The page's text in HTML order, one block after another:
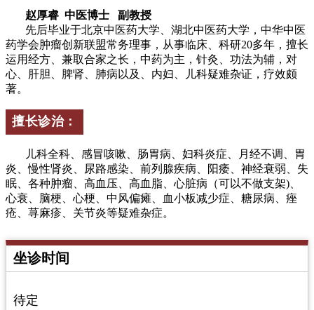
赵厚睿 中医博士 副教授
先后毕业于北京中医药大学、湖北中医药大学，中华中医
药学会肿瘤创新联盟常务理事，从事临床、科研20多年，擅长
运用经方、兼取合家之长，中药为主，针灸、功法为辅，对
心、肝胆、脾肾、肺病以及、内妇、儿科疑难杂证，疗效颇
著。
擅长诊治：
儿科全科、感冒咳嗽、肠胃病、妇科炎症、月经不调、胃
炎、慢性肾炎、尿路感染、前列腺疾病、阳痿、神经衰弱、失
眠、各种肿瘤、高血压、高血脂、心脏病（可以不做支架)、
心衰、脑梗、心梗、中风偏瘫、血小板减少症、糖尿病、痤
疮、荨麻疹、关节炎等疑难杂症。
坐诊时间
待定